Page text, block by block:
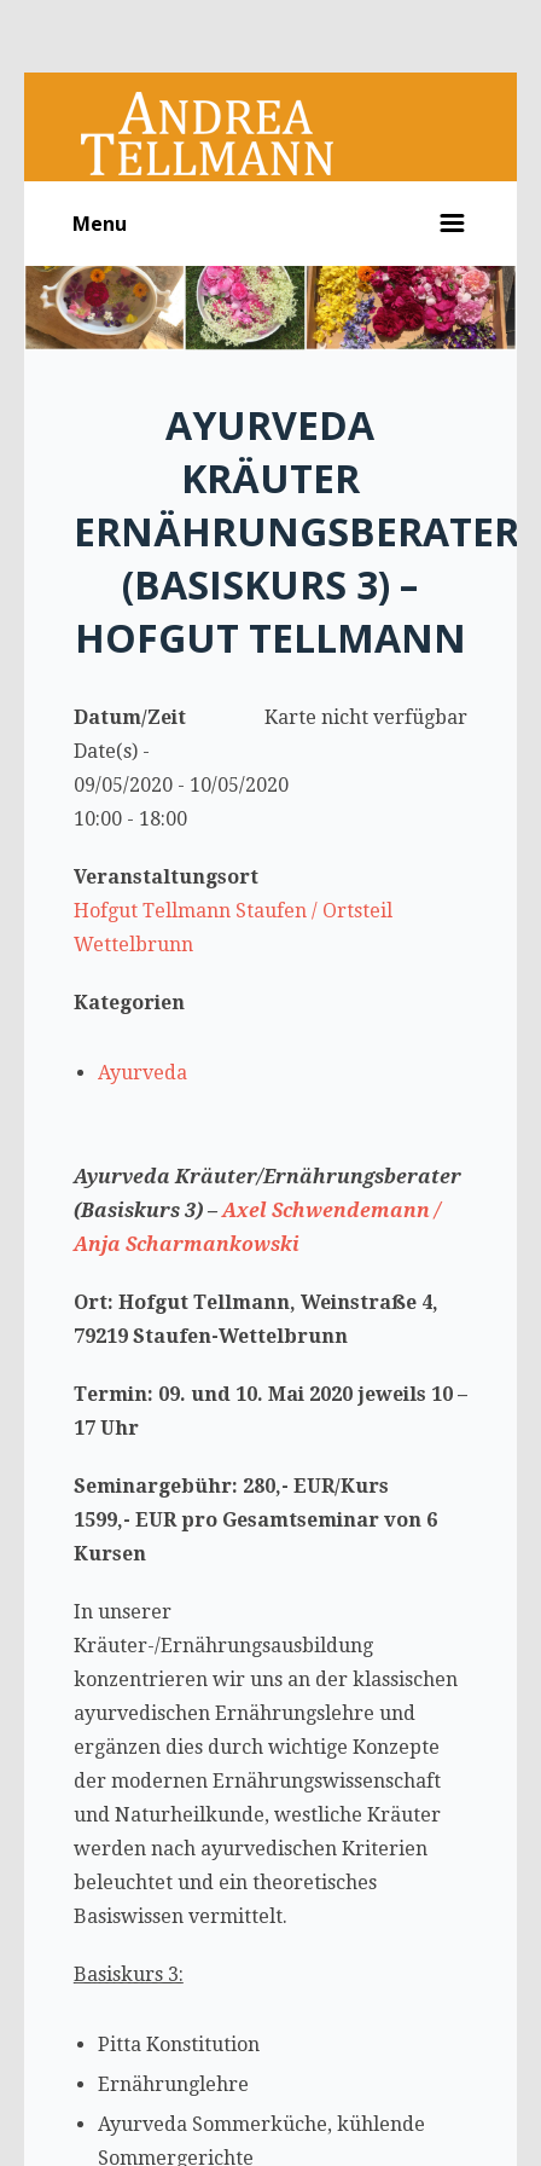
Menu
AYURVEDA
KRÄUTER
ERNÄHRUNGSBERATER
(BASISKURS 3) –
HOFGUT TELLMANN
Karte nicht verfügbar
Datum/Zeit
Date(s) -
09/05/2020 - 10/05/2020
10:00 - 18:00
Veranstaltungsort
Hofgut Tellmann Staufen / Ortsteil
Wettelbrunn
Kategorien
Ayurveda
Ayurveda Kräuter/Ernährungsberater
(Basiskurs 3) –Axel Schwendemann /
Anja Scharmankowski
Ort: Hofgut Tellmann, Weinstraße 4,
79219 Staufen-Wettelbrunn
Termin: 09. und 10. Mai 2020 jeweils 10 –
17 Uhr
Seminargebühr: 280,- EUR/Kurs
1599,- EUR pro Gesamtseminar von 6
Kursen
In unserer
Kräuter-/Ernährungsausbildung
konzentrieren wir uns an der klassischen
ayurvedischen Ernährungslehre und
ergänzen dies durch wichtige Konzepte
der modernen Ernährungswissenschaft
und Naturheilkunde, westliche Kräuter
werden nach ayurvedischen Kriterien
beleuchtet und ein theoretisches
Basiswissen vermittelt.
Basiskurs 3:
Pitta Konstitution
Ernährunglehre
Ayurveda Sommerküche, kühlende
Sommergerichte